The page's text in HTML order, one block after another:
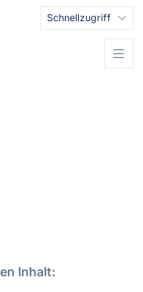
Schnellzugriff
Inhalt: